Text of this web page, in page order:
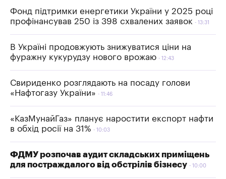
Фонд підтримки енергетики України у 2025 році
профінансував 250 із 398 схвалених заявок
13:31
В Україні продовжують знижуватися ціни на
фуражну кукурудзу нового врожаю
12:43
Свириденко розглядають на посаду голови
«Нафтогазу України»
11:46
«КазМунайГаз» планує наростити експорт нафти
в обхід росії на 31%
10:03
ФДМУ розпочав аудит складських приміщень
для постраждалого від обстрілів бізнесу
10:00